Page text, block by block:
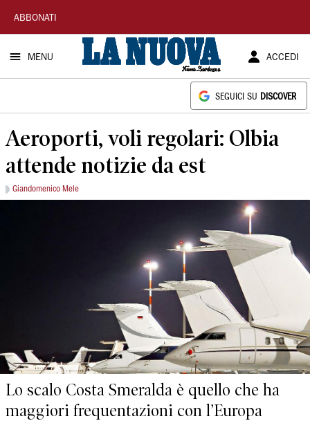
La
Nuova
Sardegna
ABBONATI
MENU ACCEDI
SEGUICI SU DISCOVER
Aeroporti, voli regolari: Olbia
attende notizie da est
Giandomenico Mele
Lo scalo Costa Smeralda è quello che ha
maggiori frequentazioni con l’Europa